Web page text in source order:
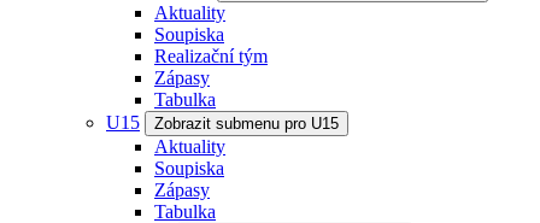
Aktuality
Soupiska
Realizační tým
Zápasy
Tabulka
U15
Zobrazit submenu pro U15
Aktuality
Soupiska
Zápasy
Tabulka